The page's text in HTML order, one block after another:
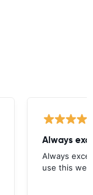
Always
Always
use this